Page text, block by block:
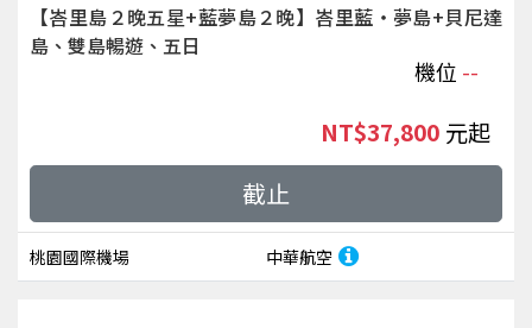
【峇里島２晚五星+藍夢島２晚】峇里藍‧夢島+貝尼達
島、雙島暢遊、五日
機位 --
桃園國際機場 中華航空
NT$37,800 起
截止